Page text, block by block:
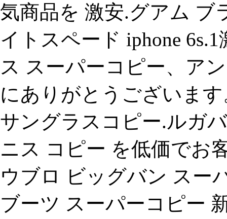
気商品を 激安.グアム ブ
イトスペード iphone
ス スーパーコピー、ア
にありがとうございま
サングラスコピー.ルガ
ニス コピー を低価でお
ウブロ ビッグバン スー
ブーツ スーパーコピー